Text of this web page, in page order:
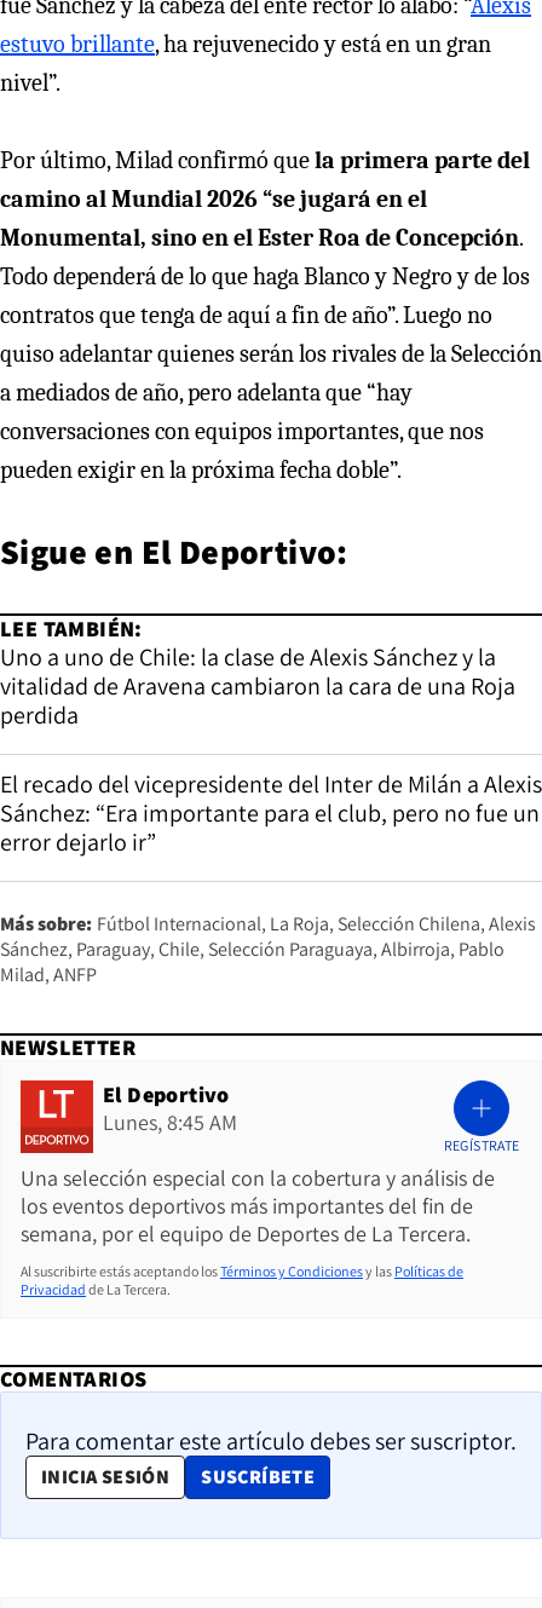
estuvo brillante, ha rejuvenecido y está en un gran
nivel”.
Por último, Milad confirmó quela primera parte del
camino al Mundial 2026 “se jugará en el
Monumental, sino en el Ester Roa de Concepción.
Todo dependerá de lo que haga Blanco y Negro y de los
contratos que tenga de aquí a fin de año”. Luego no
quiso adelantar quienes serán los rivales de la Selección
a mediados de año, pero adelanta que “hay
conversaciones con equipos importantes, que nos
pueden exigir en la próxima fecha doble”.
Sigue en El Deportivo:
LEE TAMBIÉN:
Uno a uno de Chile: la clase de Alexis Sánchez y la
vitalidad de Aravena cambiaron la cara de una Roja
perdida
El recado del vicepresidente del Inter de Milán a Alexis
Sánchez: “Era importante para el club, pero no fue un
error dejarlo ir”
Más sobre: Fútbol Internacional La Roja Selección Chilena Alexis
Sánchez Paraguay Chile Selección Paraguaya Albirroja Pablo
Milad ANFP
NEWSLETTER
El Deportivo
Lunes, 8:45 AM
Una selección especial con la cobertura y análisis de
los eventos deportivos más importantes del fin de
semana, por el equipo de Deportes de La Tercera.
REGÍSTRATE
Al suscribirte estás aceptando losTérminos y Condicionesy las Políticas de
Privacidad de La Tercera.
COMENTARIOS
Para comentar este artículo debes ser suscriptor.
INICIA SESIÓN SUSCRÍBETE
OPENS IN NEW WINDOW